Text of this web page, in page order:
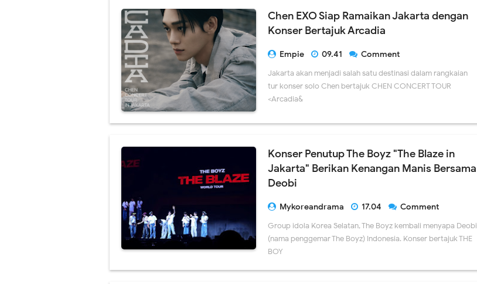
Chen EXO Siap Ramaikan Jakarta dengan
Konser Bertajuk Arcadia
Empie 09.41
Comment
Jakarta akan menjadi salah satu destinasi dalam rangkaian
tur konser solo Chen bertajuk CHEN CONCERT TOUR
<Arcadia&
Konser Penutup The Boyz "The Blaze in
Jakarta" Berikan Kenangan Manis Bersama
Deobi
Mykoreandrama 17.04
Comment
Group idola Korea Selatan, The Boyz kembali menyapa Deobi
(nama penggemar The Boyz) Indonesia. Konser bertajuk THE
BOY